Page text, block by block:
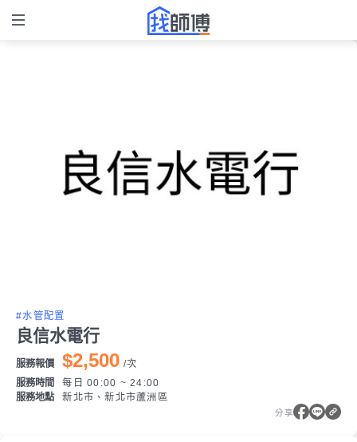
#水管配置
良信水電行
服務報價 $2,500 /次
服務時間
每日 00:00 ~ 24:00
服務地點
新北市、新北市蘆洲區
分享